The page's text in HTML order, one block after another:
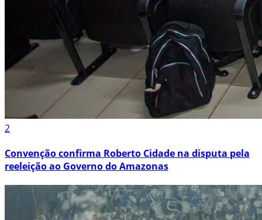
2
Convenção confirma Roberto Cidade na disputa pela
reeleição ao Governo do Amazonas